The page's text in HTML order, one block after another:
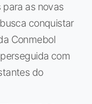
as novas
conquistar
Conmebol
com
do